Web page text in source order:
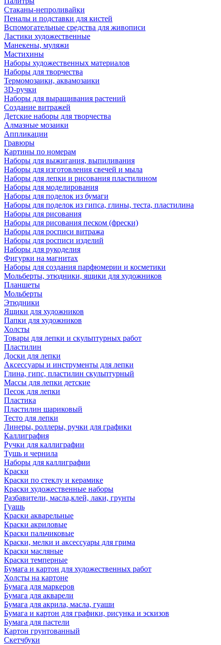
Стаканы-непроливайки
Пеналы и подставки для кистей
Вспомогательные средства для живописи
Ластики художественные
Манекены, муляжи
Мастихины
Наборы художественных материалов
Наборы для творчества
Термомозаики, аквамозаики
3D-ручки
Наборы для выращивания растений
Создание витражей
Детские наборы для творчества
Алмазные мозаики
Аппликации
Гравюры
Картины по номерам
Наборы для выжигания, выпиливания
Наборы для изготовления свечей и мыла
Наборы для лепки и рисования пластилином
Наборы для моделирования
Наборы для поделок из бумаги
Наборы для поделок из гипса, глины, теста, пластилина
Наборы для рисования
Наборы для рисования песком (фрески)
Наборы для росписи витража
Наборы для росписи изделий
Наборы для рукоделия
Фигурки на магнитах
Наборы для создания парфюмерии и косметики
Мольберты, этюдники, ящики для художников
Планшеты
Мольберты
Этюдники
Ящики для художников
Папки для художников
Холсты
Товары для лепки и скульптурных работ
Пластилин
Доски для лепки
Аксессуары и инструменты для лепки
Глина, гипс, пластилин скульптурный
Массы для лепки детские
Песок для лепки
Пластика
Пластилин шариковый
Тесто для лепки
Линеры, роллеры, ручки для графики
Каллиграфия
Ручки для каллиграфии
Тушь и чернила
Наборы для каллиграфии
Краски
Краски по стеклу и керамике
Краски художественные наборы
Разбавители, масла,клей, лаки, грунты
Гуашь
Краски акварельные
Краски акриловые
Краски пальчиковые
Краски, мелки и аксессуары для грима
Краски масляные
Краски темперные
Бумага и картон для художественных работ
Холсты на картоне
Бумага для маркеров
Бумага для акварели
Бумага для акрила, масла, гуаши
Бумага и картон для графики, рисунка и эскизов
Бумага для пастели
Картон грунтованный
Скетчбуки